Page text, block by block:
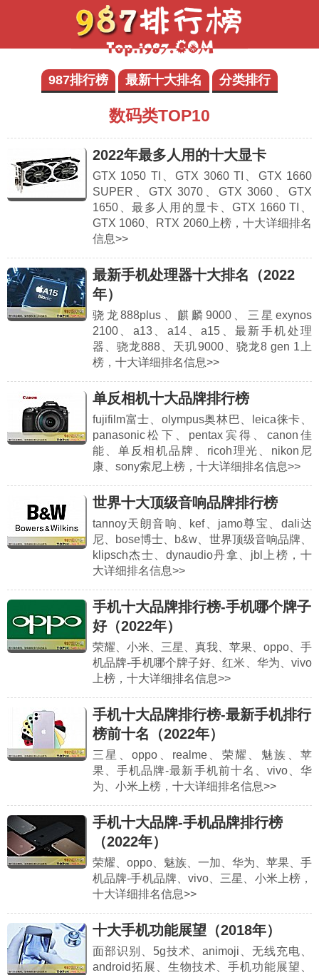
987排行榜 最新十大排名 分类排行
数码类TOP10
2022年最多人用的十大显卡
GTX 1050 TI、GTX 3060 TI、GTX 1660
SUPER、GTX 3070、GTX 3060、GTX
1650、最多人用的显卡、GTX 1660 TI、
GTX 1060、RTX 2060上榜，十大详细排名
信息>>
最新手机处理器十大排名（2022
年）
骁龙888plus、麒麟9000、三星exynos
2100、a13、a14、a15、最新手机处理
器、骁龙888、天玑9000、骁龙8 gen 1上
榜，十大详细排名信息>>
单反相机十大品牌排行榜
fujifilm富士、olympus奥林巴、leica徕卡、
panasonic松下、pentax宾得、canon佳
能、单反相机品牌、ricoh理光、nikon尼
康、sony索尼上榜，十大详细排名信息>>
世界十大顶级音响品牌排行榜
tannoy天朗音响、kef、jamo尊宝、dali达
尼、bose博士、b&w、世界顶级音响品牌、
klipsch杰士、dynaudio丹拿、jbl上榜，十
大详细排名信息>>
手机十大品牌排行榜-手机哪个牌子
好（2022年）
荣耀、小米、三星、真我、苹果、oppo、手
机品牌-手机哪个牌子好、红米、华为、vivo
上榜，十大详细排名信息>>
手机十大品牌排行榜-最新手机排行
榜前十名（2022年）
三星、oppo、realme、荣耀、魅族、苹
果、手机品牌-最新手机前十名、vivo、华
为、小米上榜，十大详细排名信息>>
手机十大品牌-手机品牌排行榜
（2022年）
荣耀、oppo、魅族、一加、华为、苹果、手
机品牌-手机品牌、vivo、三星、小米上榜，
十大详细排名信息>>
十大手机功能展望（2018年）
面部识别、5g技术、animoji、无线充电、
android拓展、生物技术、手机功能展望、